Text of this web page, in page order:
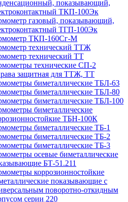
показывающий,
ТКП-100Эк
газовый, показывающий,
ТГП-100Эк
ТКП-160Сг-М
технический ТТЖ
технический ТТ
технические СП-2
защитная для ТТЖ, ТТ
биметаллические ТБЛ-63
биметаллические ТБЛ-80
биметаллические ТБЛ-100
биметаллические
ТБН-100К
биметаллические ТБ-1
биметаллические ТБ-2
биметаллические ТБ-3
осевые биметаллические
БТ-51.211
коррозионностойкие
показывающие с
поворотно-откидным
серии 220